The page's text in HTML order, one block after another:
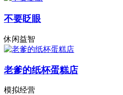
不要眨眼
休闲益智
老爹的纸杯蛋糕店
模拟经营